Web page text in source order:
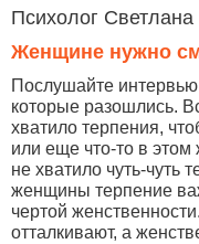
Психолог
Женщине нужно
Послушайте
которые разошлись.
хватило терпения,
или еще что-то в
не хватило чуть-чуть
женщины терпение
чертой
отталкивают, а